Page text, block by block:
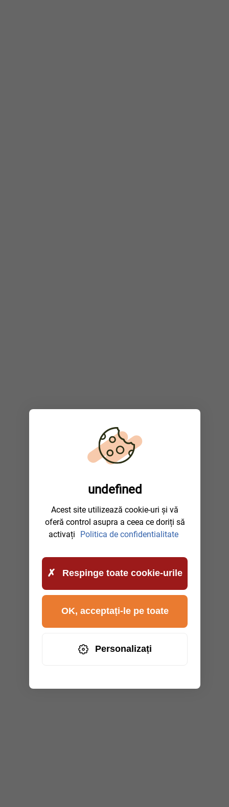
undefined
Acest site utilizează cookie-uri și vă
oferă control asupra a ceea ce doriți să
activați
Politica de confidentialitate
Respinge toate cookie-urile
Personalizați
OK, acceptați-le pe toate